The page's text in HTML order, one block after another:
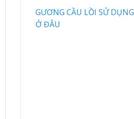
GƯƠNG CẦU LỒI SỬ DỤNG
Ở ĐÂU